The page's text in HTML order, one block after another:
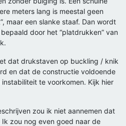
meters lang is meestal geen
maar een slanke staaf. Dan wordt
door het “platdrukken” van
dat drukstaven op buckling / knik
en dat de constructie voldoende
te voorkomen. Kijk hier
zou ik niet aannemen dat
zou nog even goed naar de